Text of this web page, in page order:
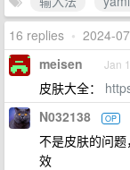
16 replies • 2024-
meisen Jan
皮肤大全：
N032138 OP
不是皮肤的问
效